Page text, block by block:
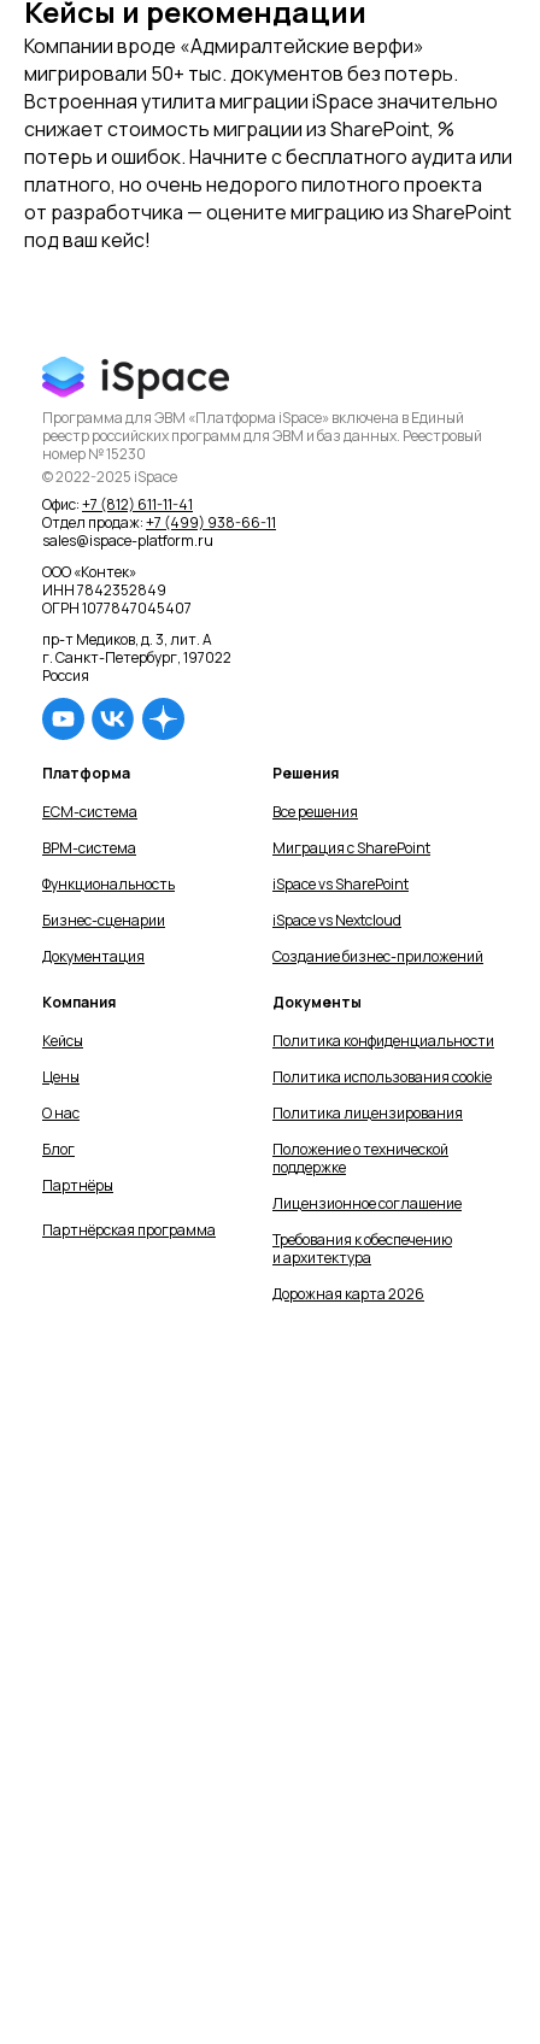
Кейсы и рекомендации
Компании вроде «Адмиралтейские верфи»
мигрировали 50+ тыс. документов без потерь.
Встроенная утилита миграции iSpace значительно
снижает стоимость миграции из SharePoint, %
потерь и ошибок. Начните с бесплатного аудита или
платного, но очень недорого пилотного проекта
от разработчика — оцените миграцию из SharePoint
под ваш кейс!
© 2022-2025 iSpace
Программа для ЭВМ «Платформа iSpace» включена в Единый
реестр российских программ для ЭВМ и баз данных. Реестровый
номер № 15230
Платформа
ECM-система
Документы
Офис:+7 (812) 611-11-41
Отдел продаж:+7 (499) 938-66-11
sales@ispace-platform.ru
Решения
Компания
ООО «Контек»
ИНН 7842352849
ОГРН 1077847045407
пр-т Медиков, д. 3, лит. А
г. Санкт-Петербург, 197022
Россия
Все решения
Функциональность
Бизнес-сценарии
Документация
BPM-система
iSpace vs SharePoint
iSpace vs Nextcloud
Cоздание бизнес-приложений
О нас
Цены
Кейсы
Блог
Партнёры
Партнёрская программа
Миграция с SharePoint
Дорожная карта 2026
Политика лицензирования
Политика использования cookie
Политика конфиденциальности
Положение о технической
поддержке
Лицензионное соглашение
Требования к обеспечению
и архитектура